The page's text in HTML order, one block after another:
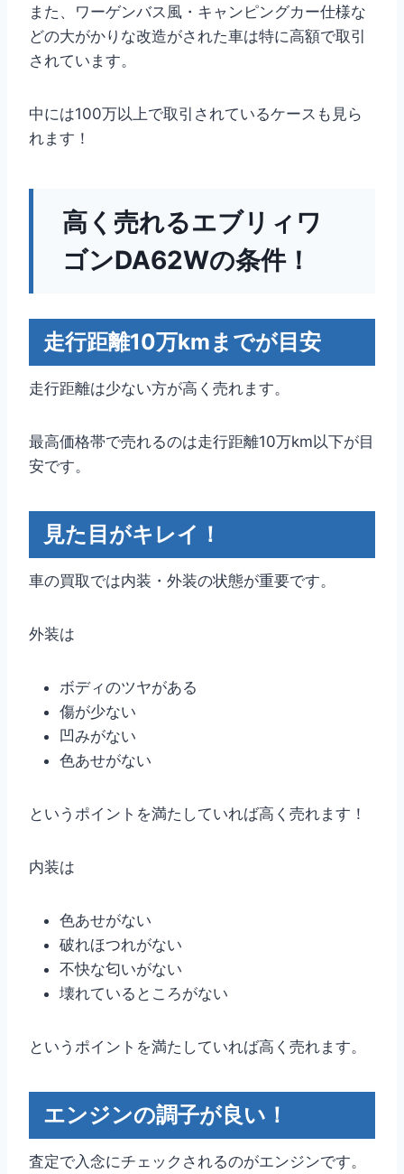
また、ワーゲンバス風・キャンピングカー仕様な
どの大がかりな改造がされた車は特に高額で取引
されています。
中には100万以上で取引されているケースも見ら
れます！
高く売れるエブリィワ
ゴンDA62Wの条件！
走行距離10万kmまでが目安
走行距離は少ない方が高く売れます。
最高価格帯で売れるのは走行距離10万km以下が目
安です。
見た目がキレイ！
車の買取では内装・外装の状態が重要です。
外装は
ボディのツヤがある
傷が少ない
凹みがない
色あせがない
というポイントを満たしていれば高く売れます！
内装は
色あせがない
破れほつれがない
不快な匂いがない
壊れているところがない
というポイントを満たしていれば高く売れます。
エンジンの調子が良い！
査定で入念にチェックされるのがエンジンです。